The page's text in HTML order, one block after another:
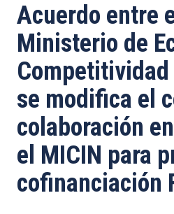
Acuerdo entre
Ministerio de
se modifica el
colaboración
el MICIN para
cofinanciación